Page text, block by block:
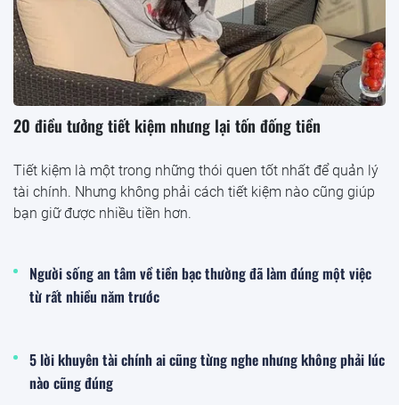
20 điều tưởng tiết kiệm nhưng lại tốn đống tiền
Tiết kiệm là một trong những thói quen tốt nhất để quản lý
tài chính. Nhưng không phải cách tiết kiệm nào cũng giúp
bạn giữ được nhiều tiền hơn.
Người sống an tâm về tiền bạc thường đã làm đúng một việc
từ rất nhiều năm trước
5 lời khuyên tài chính ai cũng từng nghe nhưng không phải lúc
nào cũng đúng